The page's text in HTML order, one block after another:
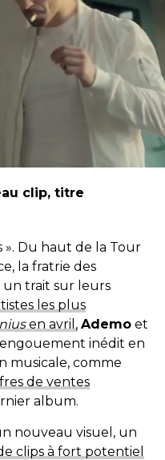
clip, titre
». Du haut de la Tour
la fratrie des
un trait sur leurs
les plus
en avril, Ademoet
inédit en
musicale, comme
de ventes
album.
nouveau visuel, un
clips à fort potentiel